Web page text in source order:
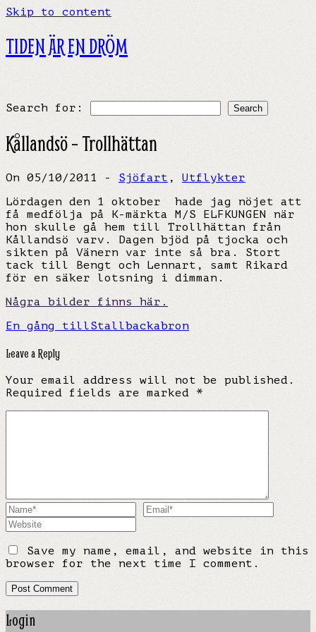
Skip to content
TIDEN ÄR EN DRÖM
Search for:
Kållandsö – Trollhättan
On 05/10/2011 - Sjöfart , Utflykter
Lördagen den 1 oktober hade jag nöjet att
få medfölja på K-märkta M/S ELFKUNGEN när
hon skulle gå hem till Trollhättan från
Kållandsö varv. Dagen bjöd på tjocka och
sikten på Vänern var inte så bra. Stort
tack till Bengt och Lennart, samt Rikard
för en säker lotsning i dimman.
Några bilder finns här.
En gång tillStallbackabron
Leave a Reply
Your email address will not be published.
Required fields are marked *
Save my name, email, and website in this
browser for the next time I comment.
Login